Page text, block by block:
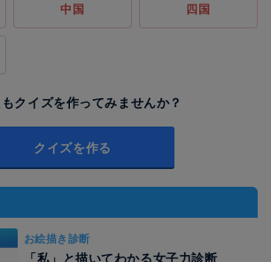
中国 四国
クイズを作ってみませんか？
クイズを作る
お絵描き診断
「私」と描いてわかる女子力診断